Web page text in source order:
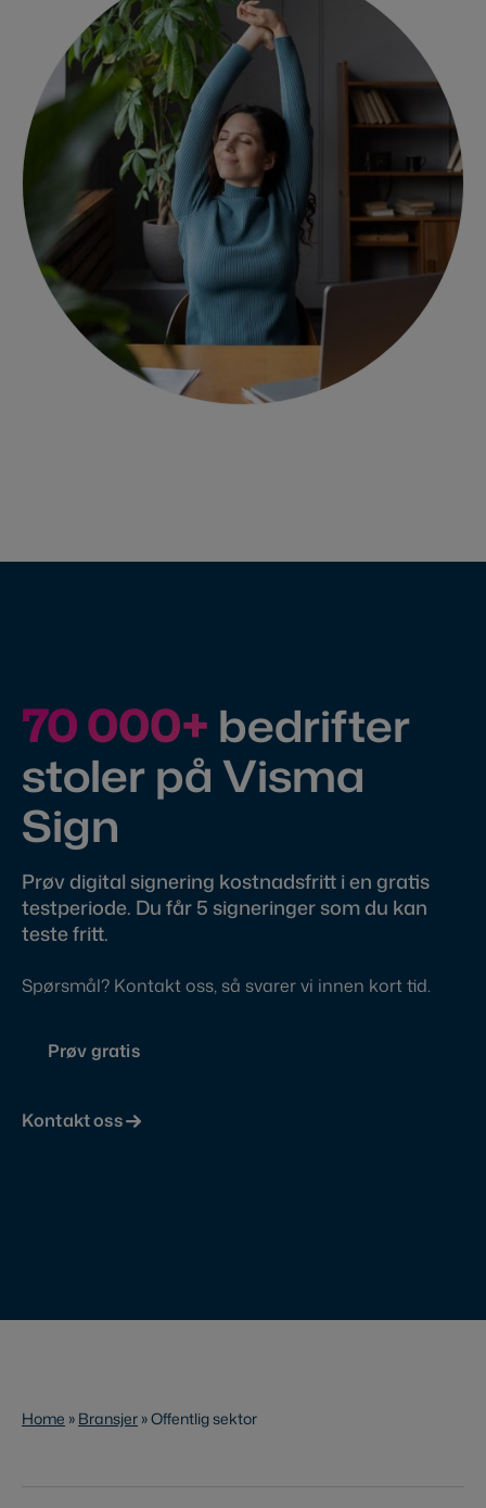
70 000+ bedrifter
stoler på Visma
Sign
Prøv digital signering kostnadsfritt i en gratis
testperiode. Du får 5 signeringer som du kan
teste fritt.
Spørsmål? Kontakt oss, så svarer vi innen kort tid.
Prøv gratis
Kontakt oss
Home » Bransjer »Offentlig sektor